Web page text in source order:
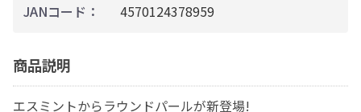
JANコード：
4570124378959
商品説明
エスミントからラウンドパールが新登場!